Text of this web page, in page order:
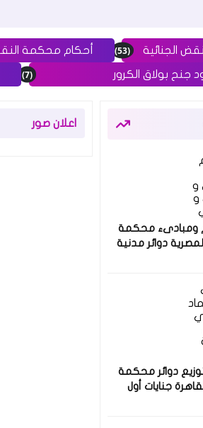
الجنائية (53) أحكام محكمة
جنح بولاق الكرور (7)
و
و
ومبادىء محكمة
دوائر مدنية
دوائر محكمة
جنايات أول
اعلان صور